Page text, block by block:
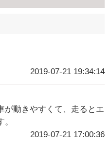
2019-07-21 19:34:14
が動きやすくて、走るとエ
2019-07-21 17:00:36